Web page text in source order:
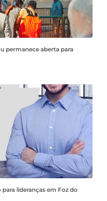
permanece aberta para
lideranças em Foz do